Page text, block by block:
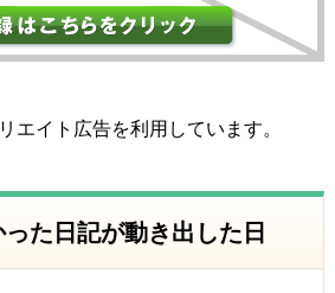
エイト広告を利用しています。
た日記が動き出した日